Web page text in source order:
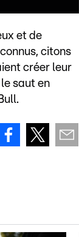
et de
citons
créer leur
saut en